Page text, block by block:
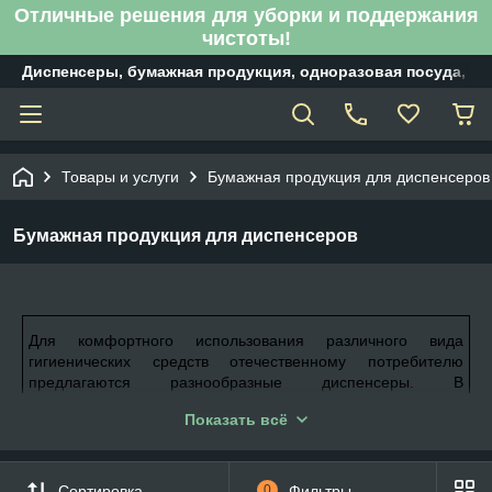
Отличные решения для уборки и поддержания
чистоты!
Диспенсеры, бумажная продукция, одноразовая посуда,
Товары и услуги Бумажная продукция для диспенсеров
Бумажная продукция для диспенсеров
Для комфортного использования различного вида
гигиенических средств отечественному потребителю
предлагаются разнообразные диспенсеры. В
вида бумажная продукция, обеспечивающая соблюдение
Представленные у нас в широком ассортименте туалетная
и гигиеническая бумага, салфетки и бумажные полотенца,
Показать всё